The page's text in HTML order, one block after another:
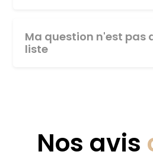
Ma question n'est pas
liste
Nos avis